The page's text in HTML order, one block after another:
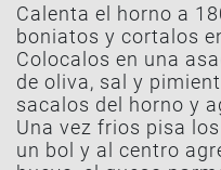
Calenta el horno a
boniatos y cortalos
Colocalos en una
de oliva, sal y
sacalos del horno y
Una vez frios pisa
un bol y al centro